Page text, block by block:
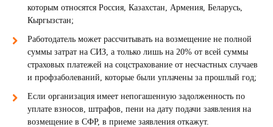
которым относятся Россия, Казахстан, Армения, Беларусь,
Кыргызстан;
Работодатель может рассчитывать на возмещение не полной
суммы затрат на СИЗ, а только лишь на 20% от всей суммы
страховых платежей на соцстрахование от несчастных случаев
и профзаболеваний, которые были уплачены за прошлый год;
Если организация имеет непогашенную задолженность по
уплате взносов, штрафов, пени на дату подачи заявления на
возмещение в СФР, в приеме заявления откажут.